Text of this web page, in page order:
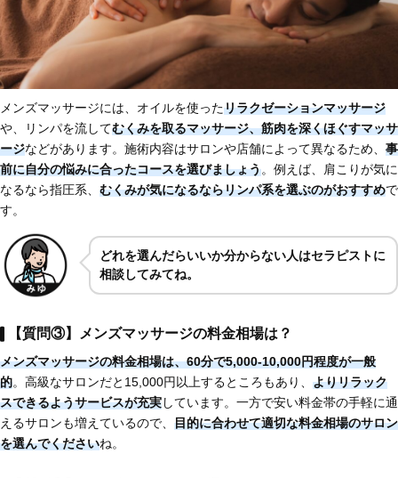
メンズマッサージには、オイルを使ったリラクゼーションマッサージ
や、リンパを流してむくみを取るマッサージ、筋肉を深くほぐすマッサ
ージなどがあります。施術内容はサロンや店舗によって異なるため、 事
前に自分の悩みに合ったコースを選びましょう。例えば、肩こりが気に
なるなら指圧系、 むくみが気になるならリンパ系を選ぶのがおすすめで
す。
どれを選んだらいいか分からない人はセラピストに
相談してみてね。
【質問③】メンズマッサージの料金相場は？
メンズマッサージの料金相場は、60分で5,000-10,000円程度が一般
的。高級なサロンだと15,000円以上するところもあり、 よりリラック
スできるようサービスが充実しています。一方で安い料金帯の手軽に通
えるサロンも増えているので、 目的に合わせて適切な料金相場のサロン
を選んでくださいね。